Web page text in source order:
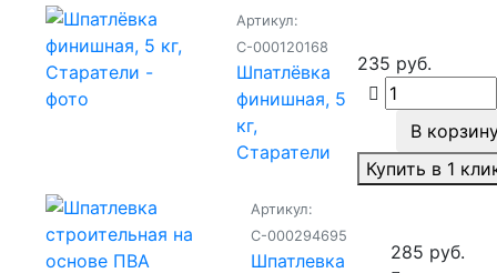
Артикул:
С-000120168
Шпатлёвка
финишная, 5
кг,
Старатели
235 руб.
В
Купить в 1
Артикул:
С-000294695
Шпатлевка
285 руб.